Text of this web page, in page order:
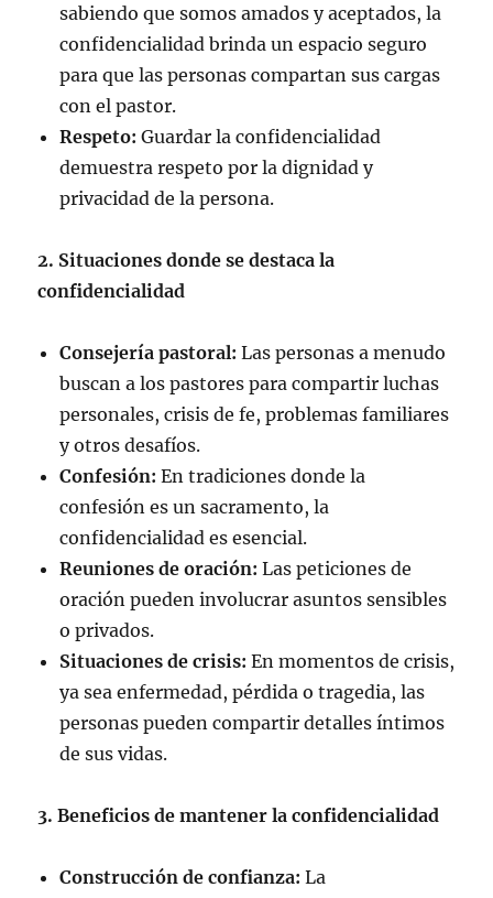
sabiendo que somos amados y aceptados, la
confidencialidad brinda un espacio seguro
para que las personas compartan sus cargas
con el pastor.
Respeto: Guardar la confidencialidad
demuestra respeto por la dignidad y
privacidad de la persona.
2. Situaciones donde se destaca la
confidencialidad
Consejería pastoral: Las personas a menudo
buscan a los pastores para compartir luchas
personales, crisis de fe, problemas familiares
y otros desafíos.
Confesión: En tradiciones donde la
confesión es un sacramento, la
confidencialidad es esencial.
Reuniones de oración: Las peticiones de
oración pueden involucrar asuntos sensibles
o privados.
Situaciones de crisis: En momentos de crisis,
ya sea enfermedad, pérdida o tragedia, las
personas pueden compartir detalles íntimos
de sus vidas.
3. Beneficios de mantener la confidencialidad
Construcción de confianza: La